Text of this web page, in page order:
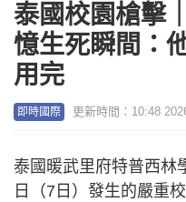
泰國校園槍擊
憶生死瞬間：
用完
即時國際 更新時間：10:48
泰國暖武里府特普西林
日（7日）發生的嚴重